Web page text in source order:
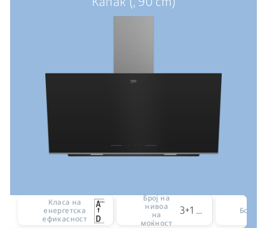
Класа на
енергетска
ефикасност
Број на
нивоа
на
моќност
3+1 intensive level Боја